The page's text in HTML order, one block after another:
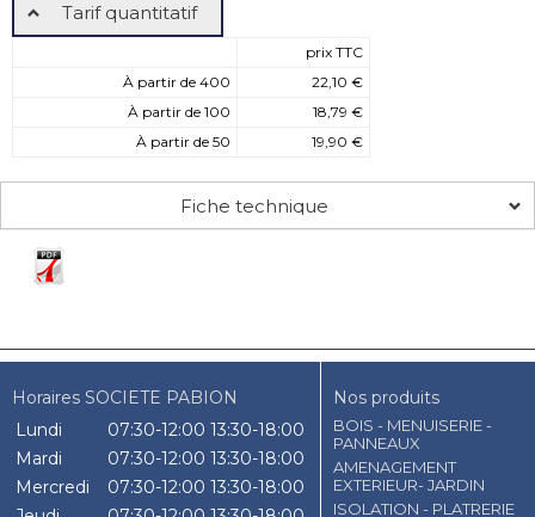
Tarif quantitatif
prix TTC
À partir de 400
22,10 €
À partir de 100
18,79 €
À partir de 50
19,90 €
Fiche technique
Horaires SOCIETE PABION
Lundi
07:30-12:00 13:30-18:00
Mardi
07:30-12:00 13:30-18:00
Mercredi
07:30-12:00 13:30-18:00
Nos produits
BOIS - MENUISERIE -
PANNEAUX
AMENAGEMENT
EXTERIEUR- JARDIN
ISOLATION - PLATRERIE